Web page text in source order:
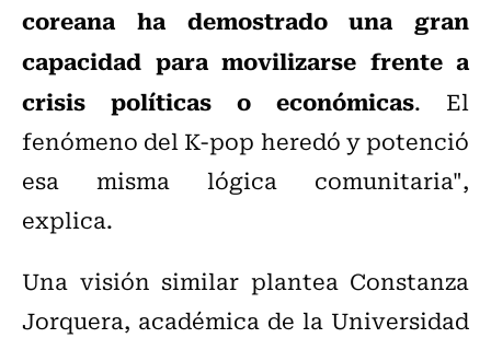
coreana ha demostrado una gran
capacidad para movilizarse frente a
crisis políticas o económicas. El
fenómeno del K-pop heredó y potenció
esa misma lógica comunitaria",
explica.
Una visión similar plantea Constanza
Jorquera, académica de la Universidad